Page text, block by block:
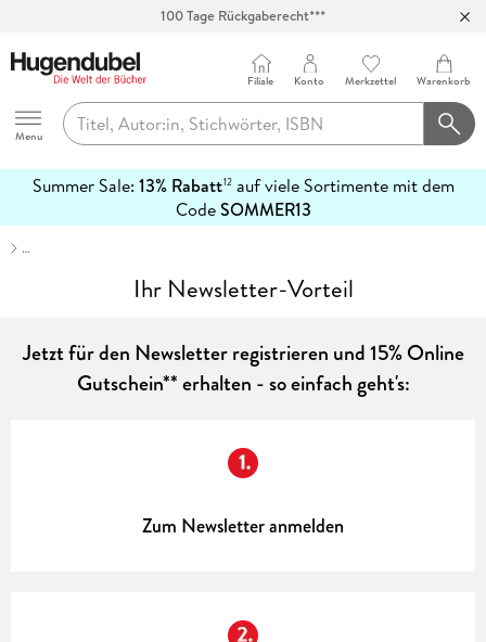
100 Tage Rückgaberecht***
Hugendubel
Menu
Filiale Konto Merkzettel Warenkorb
Summer Sale: 13% Rabatt12auf viele Sortimente mit dem
CodeSOMMER13
erfahren
…
Ihr Newsletter-Vorteil
Jetzt für den Newsletter registrieren und 15% Online
Gutschein** erhalten - so einfach geht's:
Zum Newsletter anmelden